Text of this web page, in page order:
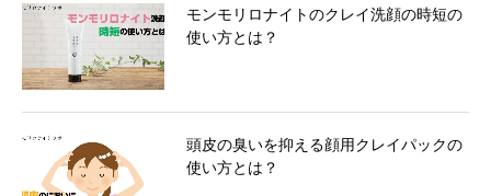
モンモリロナイトのクレイ洗顔の時短の
使い方とは？
頭皮の臭いを抑える顔用クレイパックの
使い方とは？